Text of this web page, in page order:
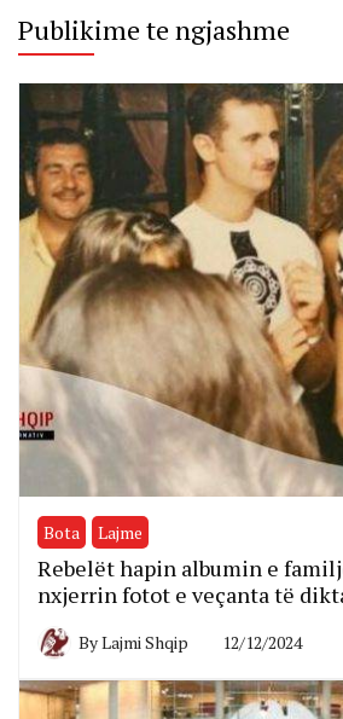
Publikime te ngjashme
Bota Lajme
Rebelët hapin albumin e
nxjerrin fotot e veçanta të
ByLajmi Shqip 12/12/2024